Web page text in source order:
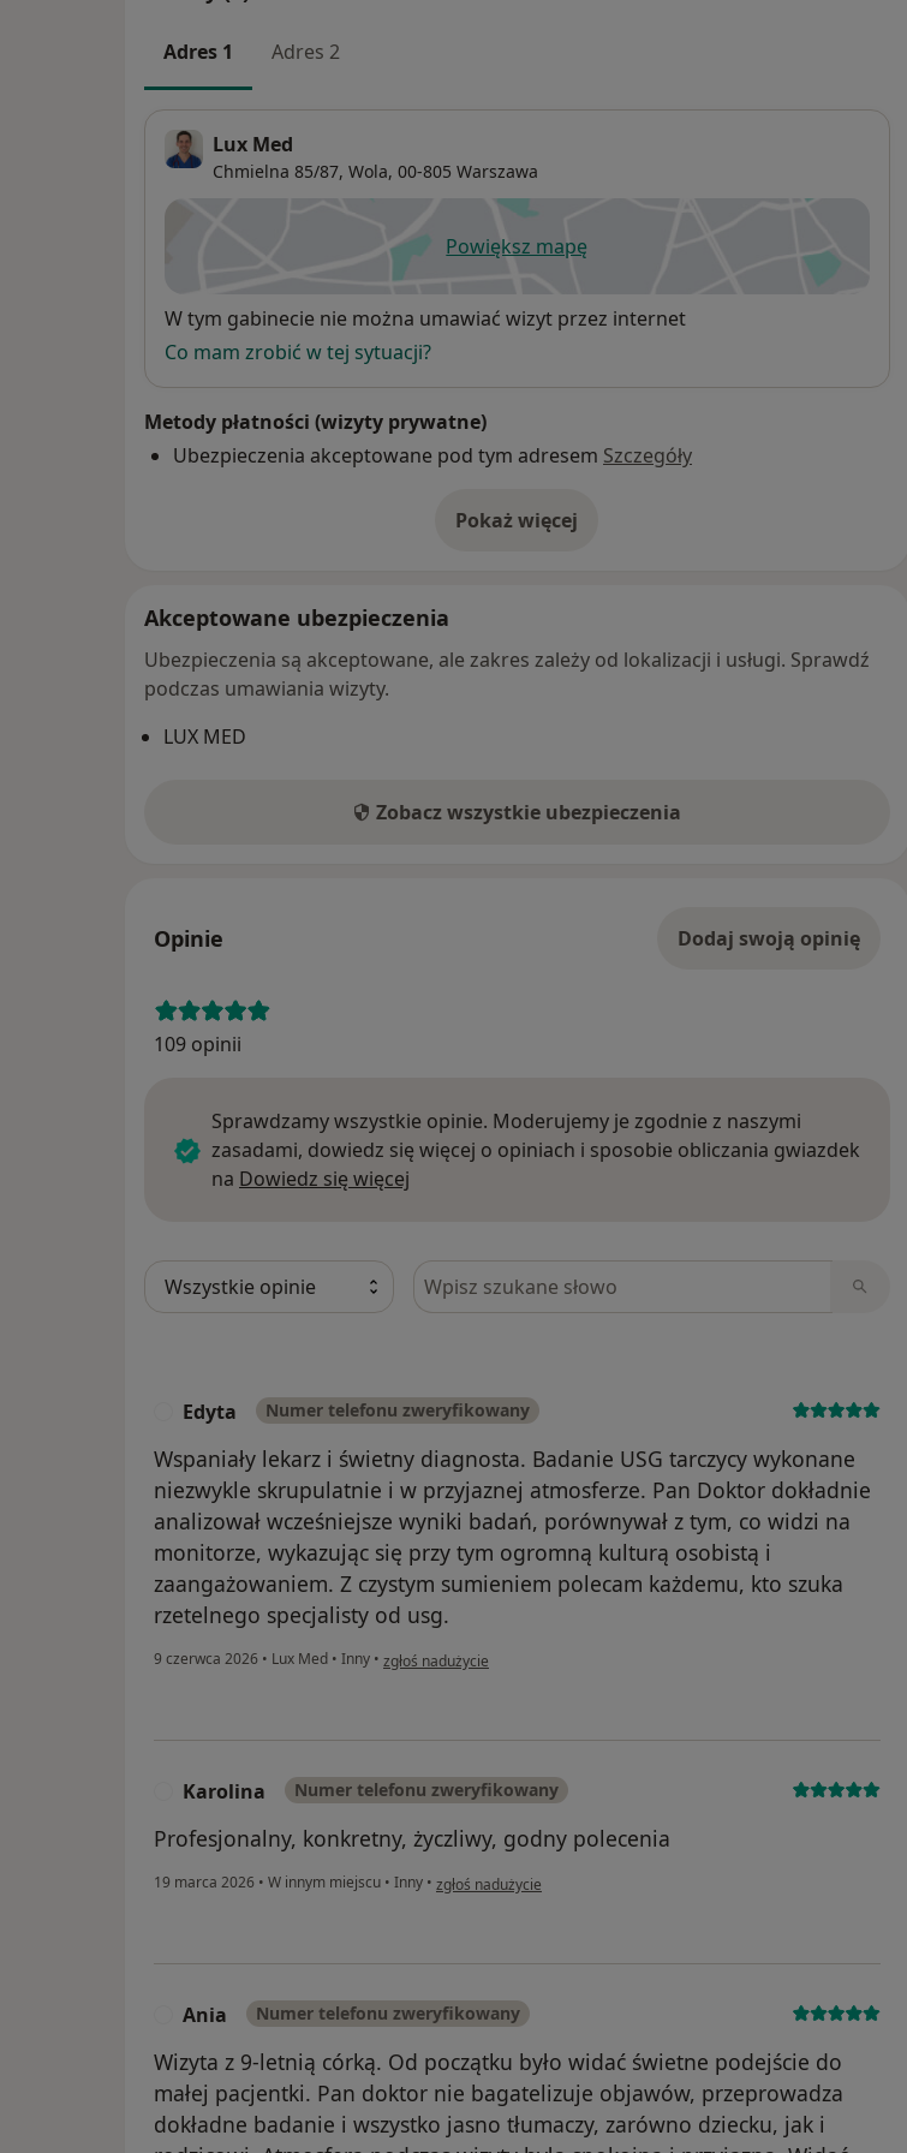
Adres 1 Adres 2
Lux Med
Chmielna 85/87, Wola, 00-805 Warszawa
Powiększ mapęotwiera się w nowej karcie
Dostępność
W tym gabinecie nie można umawiać wizyt przez internet
Co mam zrobić w tej sytuacji?
Metody płatności (wizyty prywatne)
Ubezpieczenia akceptowane pod tym adresem Szczegóły
Pokaż więcej
o adresie
Akceptowane ubezpieczenia
Ubezpieczenia są akceptowane, ale zakres zależy od lokalizacji i usługi. Sprawdź
podczas umawiania wizyty.
LUX MED
Zobacz wszystkie ubezpieczenia
Opinie Dodaj swoją opinię
109 opinii
Sprawdzamy wszystkie opinie. Moderujemy je zgodnie z naszymi
zasadami, dowiedz się więcej o opiniach i sposobie obliczania gwiazdek
na Dowiedz się więcej
Szukaj w opiniach
Edyta Numer telefonu zweryfikowany
Wspaniały lekarz i świetny diagnosta. Badanie USG tarczycy wykonane
niezwykle skrupulatnie i w przyjaznej atmosferze. Pan Doktor dokładnie
analizował wcześniejsze wyniki badań, porównywał z tym, co widzi na
monitorze, wykazując się przy tym ogromną kulturą osobistą i
zaangażowaniem. Z czystym sumieniem polecam każdemu, kto szuka
rzetelnego specjalisty od usg.
9 czerwca 2026 • Lux Med • Inny • w opinii użytkownika Edyta
zgłoś nadużycie
Karolina Numer telefonu zweryfikowany
Profesjonalny, konkretny, życzliwy, godny polecenia
19 marca 2026 • W innym miejscu • Inny • w opinii użytkownika Karolina
zgłoś nadużycie
Ania Numer telefonu zweryfikowany
Wizyta z 9-letnią córką. Od początku było widać świetne podejście do
małej pacjentki. Pan doktor nie bagatelizuje objawów, przeprowadza
dokładne badanie i wszystko jasno tłumaczy, zarówno dziecku, jak i